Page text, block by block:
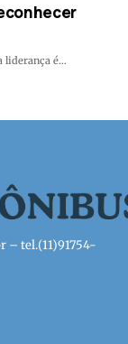
liderança é…
– tel.(11)91754-